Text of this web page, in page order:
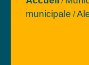
municipale /